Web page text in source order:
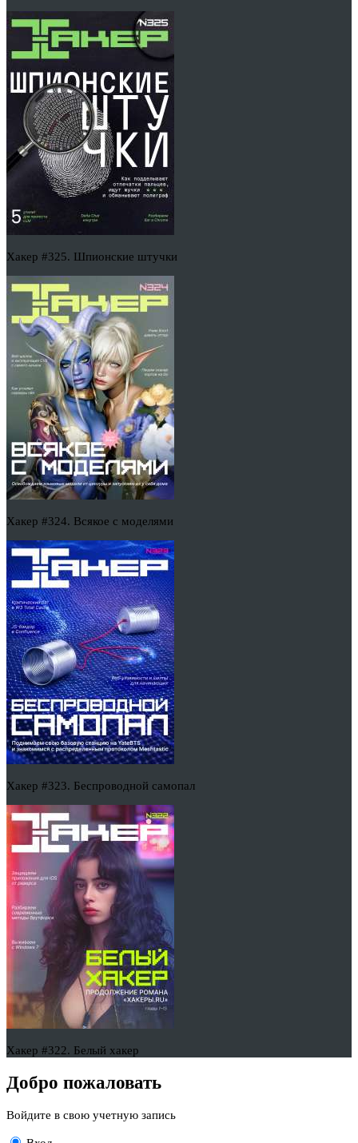
Хакер #325. Шпионские штучки
Хакер #324. Всякое с моделями
Хакер #323. Беспроводной самопал
Хакер #322. Белый хакер
Добро пожаловать
Войдите в свою учетную запись